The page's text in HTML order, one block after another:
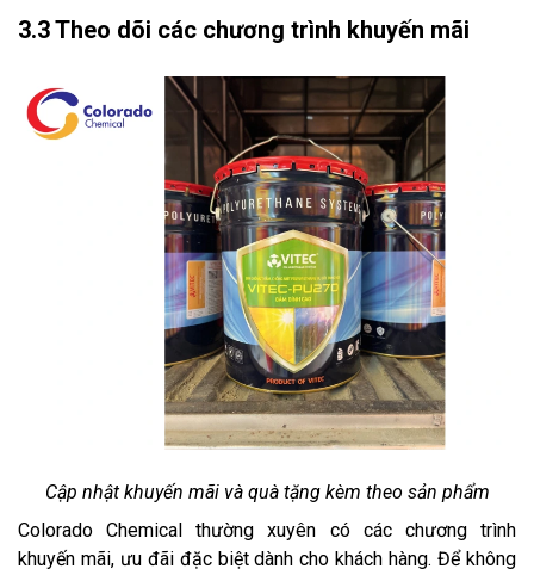
3.3 Theo dõi các chương trình khuyến mãi
Cập nhật khuyến mãi và quà tặng kèm theo sản phẩm
Colorado Chemical thường xuyên có các chương trình
khuyến mãi, ưu đãi đặc biệt dành cho khách hàng. Để không